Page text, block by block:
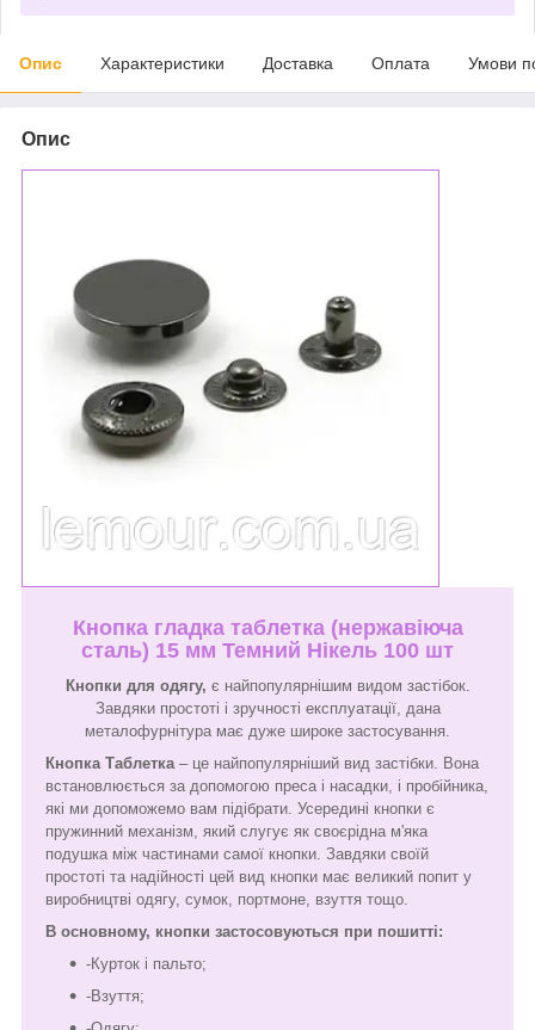
Опис Характеристики Доставка Оплата Умови
Опис
Кнопка гладка таблетка (нержавіюча
сталь) 15 мм Темний Нікель 100 шт
Кнопки для одягу, є найпопулярнішим видом застібок.
Завдяки простоті і зручності експлуатації, дана
металофурнітура має дуже широке застосування.
Кнопка Таблетка – це найпопулярніший вид застібки. Вона
встановлюється за допомогою преса і насадки, і пробійника,
які ми допоможемо вам підібрати. Усередині кнопки є
пружинний механізм, який слугує як своєрідна м'яка
подушка між частинами самої кнопки. Завдяки своїй
простоті та надійності цей вид кнопки має великий попит у
виробництві одягу, сумок, портмоне, взуття тощо.
В основному, кнопки застосовуються при пошитті:
-Курток і пальто;
-Взуття;